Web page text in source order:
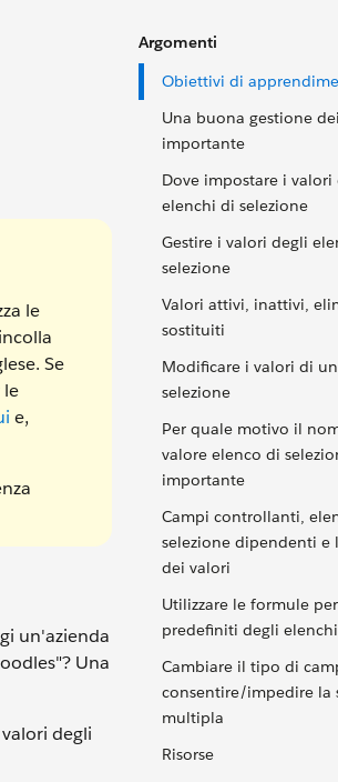
Argomenti
Obiettivi di
Una buona gestione
importante
Dove impostare i valori
elenchi di selezione
Gestire i valori degli
selezione
Valori attivi, inattivi,
sostituiti
Modificare i valori di
selezione
Per quale motivo il
valore elenco di
importante
Campi controllanti,
selezione dipendenti e
dei valori
Utilizzare le formule
predefiniti degli
Cambiare il tipo di
consentire/impedire la
multipla
Risorse
le
Se
le
e,
un'azienda
Una
degli